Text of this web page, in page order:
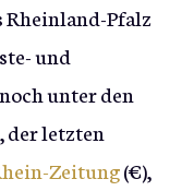
Rheinland-Pfalz
und
unter den
der letzten
Zeitung(€),